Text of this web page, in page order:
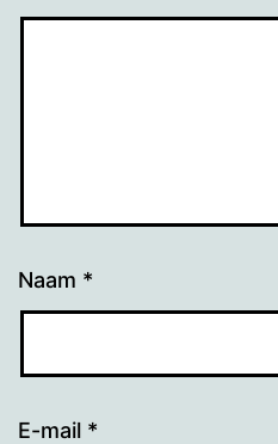
Naam *
E-mail *